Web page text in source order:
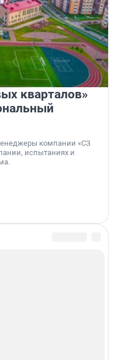
кварталов»
компании «СЗ
испытаниях и